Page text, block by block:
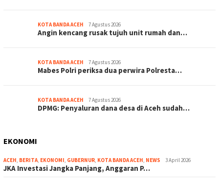
KOTA BANDA ACEH 7 Agustus 2026
Angin kencang rusak tujuh unit rumah dan…
KOTA BANDA ACEH 7 Agustus 2026
Mabes Polri periksa dua perwira Polresta…
KOTA BANDA ACEH 7 Agustus 2026
DPMG: Penyaluran dana desa di Aceh sudah…
EKONOMI
ACEH, BERITA, EKONOMI, GUBERNUR, KOTA BANDA ACEH, NEWS 3 April 2026
JKA Investasi Jangka Panjang, Anggaran P…